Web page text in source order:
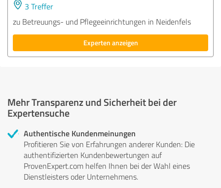
3 Treffer
zu Betreuungs- und Pflegeeinrichtungen in Neidenfels
Experten anzeigen
Mehr Transparenz und Sicherheit bei der
Expertensuche
Authentische Kundenmeinungen
Profitieren Sie von Erfahrungen anderer Kunden: Die
authentifizierten Kundenbewertungen auf
ProvenExpert.com helfen Ihnen bei der Wahl eines
Dienstleisters oder Unternehmens.